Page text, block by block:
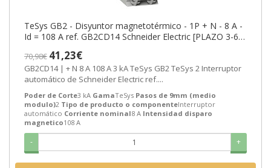
TeSys GB2 - Disyuntor magnetotérmico - 1P + N - 8 A -
Id = 108 A ref. GB2CD14 Schneider Electric [PLAZO 3-6
70,98€ 41,23€
GB2CD14 | + N 8 A 108 A 3 kA TeSys GB2 TeSys 2 Interruptor
automático de Schneider Electric ref....
Poder de Corte3 kA GamaTeSys Pasos de 9mm (medio
modulo)2 Tipo de producto o componenteInterruptor
automático Corriente nominal8 A Intensidad disparo
magnetico108 A
- +